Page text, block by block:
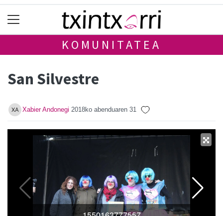
KOMUNITATEA
San Silvestre
Xabier Andonegi 2018ko abenduaren 31